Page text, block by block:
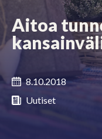
Aitoa
8.10.2018
Uutiset